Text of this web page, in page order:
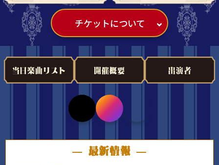
チケットについて
当日楽曲リスト 開催概要 出演者
― 最新情報 ―